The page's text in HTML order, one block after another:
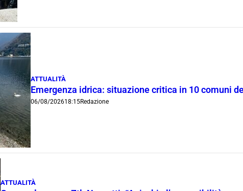
ATTUALITÀ
Emergenza idrica: situazione critica in 10 comuni
06/08/202618:15Redazione
ATTUALITÀ